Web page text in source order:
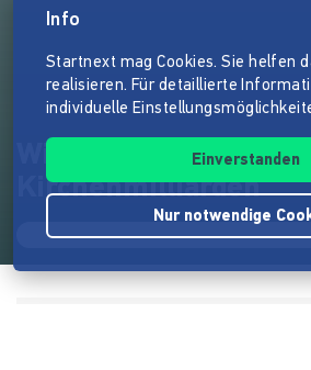
Wir klagen für Infos
Kirchenmilliarden
Info
Startnext mag Cookies. Sie helfen
realisieren. Für detaillierte
individuelle
Einverstanden
Nur notwendige